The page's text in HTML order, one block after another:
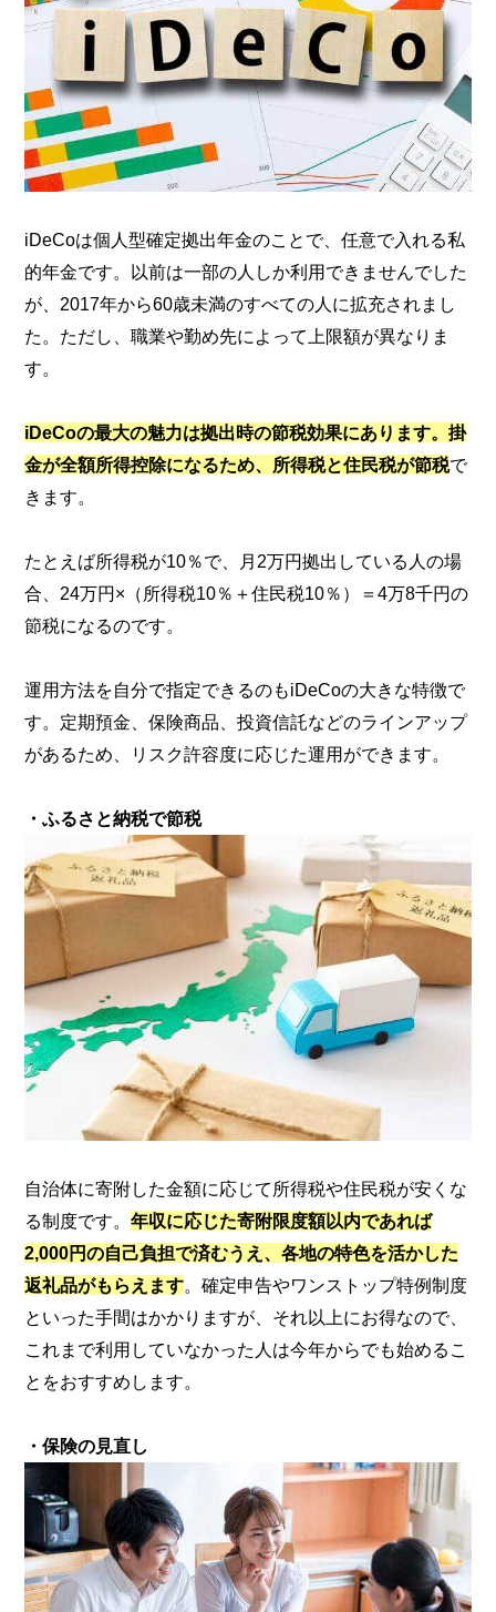
iDeCoは個人型確定拠出年金のことで、任意で入れる私
的年金です。以前は一部の人しか利用できませんでした
が、2017年から60歳未満のすべての人に拡充されまし
た。ただし、職業や勤め先によって上限額が異なりま
す。
iDeCoの最大の魅力は拠出時の節税効果にあります。掛
金が全額所得控除になるため、所得税と住民税が節税で
きます。
たとえば所得税が10％で、月2万円拠出している人の場
合、24万円×（所得税10％＋住民税10％）＝4万8千円の
節税になるのです。
運用方法を自分で指定できるのもiDeCoの大きな特徴で
す。定期預金、保険商品、投資信託などのラインアップ
があるため、リスク許容度に応じた運用ができます。
・ふるさと納税で節税
自治体に寄附した金額に応じて所得税や住民税が安くな
る制度です。年収に応じた寄附限度額以内であれば
2,000円の自己負担で済むうえ、各地の特色を活かした
返礼品がもらえます。確定申告やワンストップ特例制度
といった手間はかかりますが、それ以上にお得なので、
これまで利用していなかった人は今年からでも始めるこ
とをおすすめします。
・保険の見直し